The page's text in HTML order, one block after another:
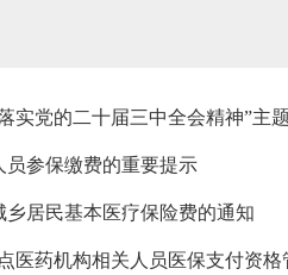
实党的二十届三中全会精神”主
员参保缴费的重要提示
乡居民基本医疗保险费的通知
医药机构相关人员医保支付资